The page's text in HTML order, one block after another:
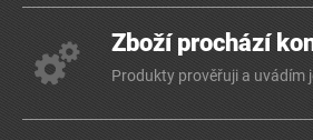
Zboží prochází
Produkty prověřuji a uvádím